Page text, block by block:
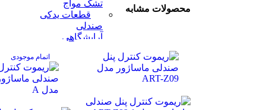
تشک مواج
قطعات یدکی
صندلی
آرایشگاهی
قطعات
صندلی
آرایشگاهی
محصولات مشابه
اتمام موجودی